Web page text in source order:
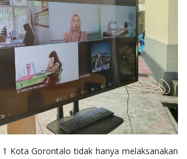
Kota Gorontalo tidak hanya melaksanakan